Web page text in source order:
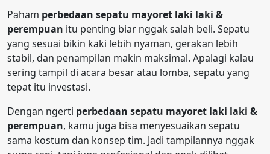
Paham perbedaan sepatu mayoret laki laki &
perempuan itu penting biar nggak salah beli. Sepatu
yang sesuai bikin kaki lebih nyaman, gerakan lebih
stabil, dan penampilan makin maksimal. Apalagi kalau
sering tampil di acara besar atau lomba, sepatu yang
tepat itu investasi.
Dengan ngerti perbedaan sepatu mayoret laki laki &
perempuan, kamu juga bisa menyesuaikan sepatu
sama kostum dan konsep tim. Jadi tampilannya nggak